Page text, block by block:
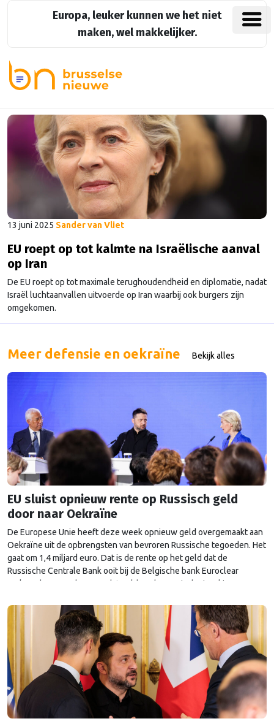
Europa, leuker kunnen we het niet
maken, wel makkelijker.
13 juni 2025 Sander van Vliet
EU roept op tot kalmte na Israëlische aanval
op Iran
De EU roept op tot maximale terughoudendheid en diplomatie, nadat
Israël luchtaanvallen uitvoerde op Iran waarbij ook burgers zijn
omgekomen.
Meer defensie en oekraïne Bekijk alles
EU sluist opnieuw rente op Russisch geld
door naar Oekraïne
De Europese Unie heeft deze week opnieuw geld overgemaakt aan
Oekraïne uit de opbrengsten van bevroren Russische tegoeden. Het
gaat om 1,4 miljard euro. Dat is de rente op het geld dat de
Russische Centrale Bank ooit bij de Belgische bank Euroclear
parkeerde. De EU bevroor dat geld na de Russische inval in